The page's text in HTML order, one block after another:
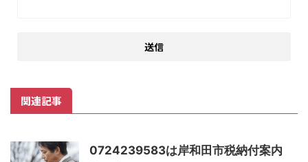
関連記事
0724239583は岸和田市税納付案内